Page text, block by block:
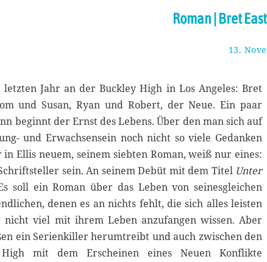
Roman | Bret
13.
Jahr an der Buckley High in Los Angeles: Bret
und Susan, Ryan und Robert, der Neue. Ein paar
beginnt der Ernst des Lebens. Über den man sich auf
und Erwachsensein noch nicht so viele Gedanken
Ellis neuem, seinem siebten Roman, weiß nur eines:
sein. An seinem Debüt mit dem Titel Unter
soll ein Roman über das Leben von seinesgleichen
denen es an nichts fehlt, die sich alles leisten
nicht viel mit ihrem Leben anzufangen wissen. Aber
ein Serienkiller herumtreibt und auch zwischen den
mit dem Erscheinen eines Neuen Konflikte